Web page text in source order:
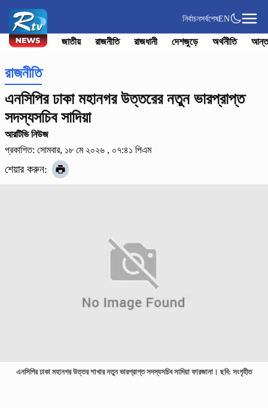
নির্বাচনসর্বশেষEN
জাতীয় রাজনীতি রাজধানী দেশজুড়ে অর্থনীতি
রাজনীতি
এনসিপির ঢাকা মহানগর উত্তরের নতুন ভারপ্রাপ্ত
সদস্যসচিব সাদিয়া
আরটিভি নিউজ
প্রকাশিত: সোমবার, ১৮ মে ২০২৬ , ০৭:৪১ পিএম
শেয়ার করুন:
এনসিপির ঢাকা মহানগর উত্তর শাখার নতুন ভারপ্রাপ্ত সদস্যসচিব সাদিয়া ফারজানা। ছবি: সংগৃহীত